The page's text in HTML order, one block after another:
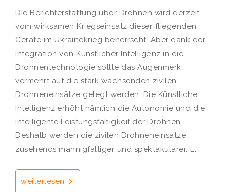
Die Berichterstattung über Drohnen wird derzeit
vom wirksamen Kriegseinsatz dieser fliegenden
Geräte im Ukrainekrieg beherrscht. Aber dank der
Integration von Künstlicher Intelligenz in die
Drohnentechnologie sollte das Augenmerk
vermehrt auf die stark wachsenden zivilen
Drohneneinsätze gelegt werden. Die Künstliche
Intelligenz erhöht nämlich die Autonomie und die
intelligente Leistungsfähigkeit der Drohnen.
Deshalb werden die zivilen Drohneneinsätze
zusehends mannigfaltiger und spektakulärer. L...
weiterlesen